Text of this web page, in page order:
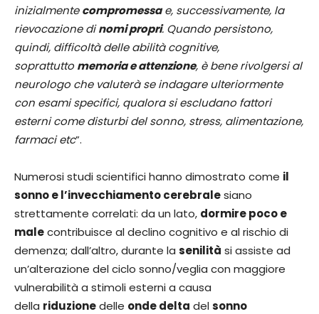
inizialmentecompromessae, successivamente, la
rievocazione dinomi propri. Quando persistono,
quindi, difficoltà delle abilità cognitive,
soprattuttomemoria e attenzione, è bene rivolgersi al
neurologo che valuterà se indagare ulteriormente
con esami specifici, qualora si escludano fattori
esterni come disturbi del sonno, stress, alimentazione,
farmaci etc”.
Numerosi studi scientifici hanno dimostrato come il
sonno e l’invecchiamento cerebralesiano
strettamente correlati: da un lato, dormire poco e
malecontribuisce al declino cognitivo e al rischio di
demenza; dall’altro, durante la senilità si assiste ad
un’alterazione del ciclo sonno/veglia con maggiore
vulnerabilità a stimoli esterni a causa
della riduzionedelle onde delta delsonno